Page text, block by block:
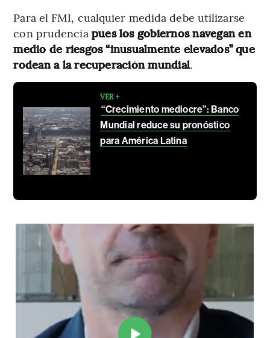
Para el FMI, cualquier medida debe utilizarse
con prudencia pues los gobiernos navegan en
medio de riesgos “inusualmente elevados” que
rodean a la recuperación mundial.
VER +
“Crecimiento mediocre”: Banco
Mundial reduce su pronóstico
para América Latina